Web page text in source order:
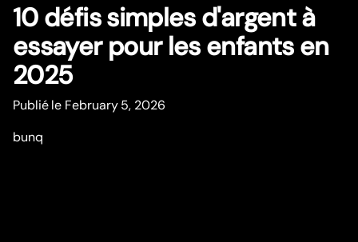
10 défis simples d'argent à
essayer pour les enfants en
2025
Publié le February 5, 2026
bunq